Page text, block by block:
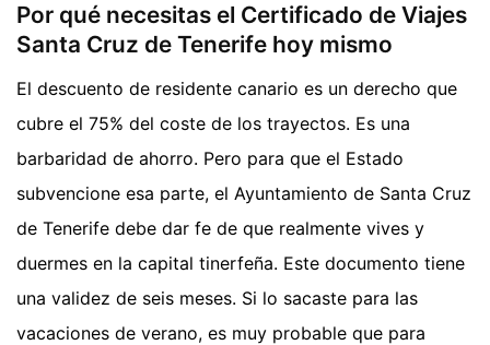
Por qué necesitas el Certificado de Viajes
Santa Cruz de Tenerife hoy mismo
El descuento de residente canario es un derecho que
cubre el 75% del coste de los trayectos. Es una
barbaridad de ahorro. Pero para que el Estado
subvencione esa parte, el Ayuntamiento de Santa Cruz
de Tenerife debe dar fe de que realmente vives y
duermes en la capital tinerfeña. Este documento tiene
una validez de seis meses. Si lo sacaste para las
vacaciones de verano, es muy probable que para